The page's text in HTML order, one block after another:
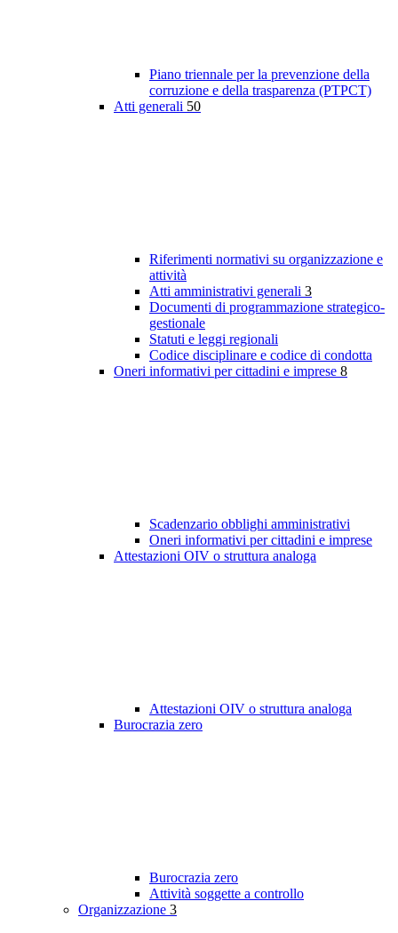
Piano triennale per la prevenzione della
corruzione e della trasparenza (PTPCT)
Atti generali 50
Riferimenti normativi su organizzazione e
attività
Atti amministrativi generali 3
Documenti di programmazione strategico-
gestionale
Statuti e leggi regionali
Codice disciplinare e codice di condotta
Oneri informativi per cittadini e imprese 8
Scadenzario obblighi amministrativi
Oneri informativi per cittadini e imprese
Attestazioni OIV o struttura analoga
Attestazioni OIV o struttura analoga
Burocrazia zero
Burocrazia zero
Attività soggette a controllo
Organizzazione 3